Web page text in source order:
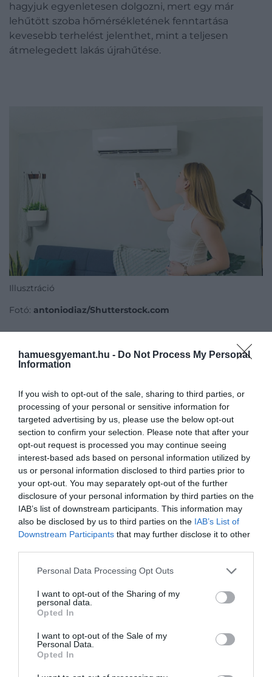
hamuesgyemant.hu - Do Not Process My Personal
Information
If you wish to opt-out of the sale, sharing to third parties, or
processing of your personal or sensitive information for
targeted advertising by us, please use the below opt-out
section to confirm your selection. Please note that after your
opt-out request is processed you may continue seeing
interest-based ads based on personal information utilized by
us or personal information disclosed to third parties prior to
your opt-out. You may separately opt-out of the further
disclosure of your personal information by third parties on the
IAB’s list of downstream participants. This information may
also be disclosed by us to third parties on the IAB’s List of
Downstream Participants that may further disclose it to other
Please note that this website/app uses one or more Google
not limited to your visit or usage behaviour. You may click to
grant or deny consent to Google and its third-party tags to
use your data for below specified purposes in below Google
consent section.
Personal Data Processing Opt Outs
I want to opt-out of the Sharing of my
personal data.
Opted In
I want to opt-out of the Sale of my
Personal Data.
Opted In
hagyjuk egyenletesen dolgozni, mert egy már
lehűtött szoba hőmérsékletének fenntartása
kevesebb terhelést jelenthet, mint a teljesen
átmelegedett lakás újrahűtése.
Illusztráció
Fotó: antoniodiaz/Shutterstock.com
A cél tehát nem az, hogy jéghideg legyen a lakás,
hanem az, hogy a szervezet fellélegezzen a hőség
után. Sok esetben már az is érezhető
hűvösebb a kinti levegőnél. A24-27 fok közötti
beállítás több lakásban is elég lehet ahhoz, hogy
komfortosabb legyen a levegő , miközben nem
sokkoljuk a testet túl hideg környezettel.
Arra is érdemes figyelni, hogy a légkondi ne
közvetlenül ránk fújjon. Ha a hideg levegő órákon át
a nyakunkra, arcunkra vagy hátunkra érkezik,
könnyebben jelentkezhettorokkaparás,fejfájás
izommerevség vagy kellemetlen közérzet. Jobb
megoldás, ha a klíma a helyiséget hűti, nem pedig
közvetlenül minket.
Hőségriadó idején a klíma akkor működik igazán
hatékonyan, ha nem egyedül próbálja lehűteni az
egész lakást. Napközben érdemes
lehúzni a
redőnyt, behúzni a függönyt, és zárva tartani
azokat az ablakokat, amelyeken keresztül forró